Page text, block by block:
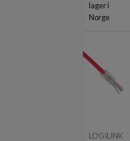
lager i
Norge
LOGILINK